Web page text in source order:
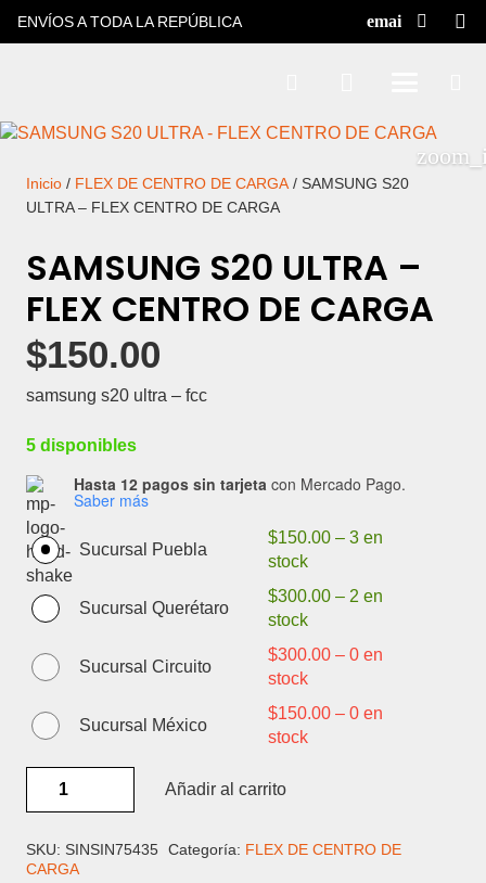
ENVÍOS A TODA LA REPÚBLICA
Inicio / FLEX DE CENTRO DE CARGA / SAMSUNG S20
ULTRA – FLEX CENTRO DE CARGA
SAMSUNG S20 ULTRA –
FLEX CENTRO DE CARGA
$150.00
samsung s20 ultra – fcc
5 disponibles
Hasta 12 pagos sin tarjeta con Mercado Pago.
Saber más
Sucursal Puebla
$150.00– 3 en
stock
Sucursal Querétaro
$300.00– 2 en
stock
Sucursal Circuito
$300.00– 0 en
stock
Sucursal México
$150.00– 0 en
stock
-
FLEX
Añadir al carrito
SKU: SINSIN75435 Categoría: FLEX DE CENTRO DE
CARGA